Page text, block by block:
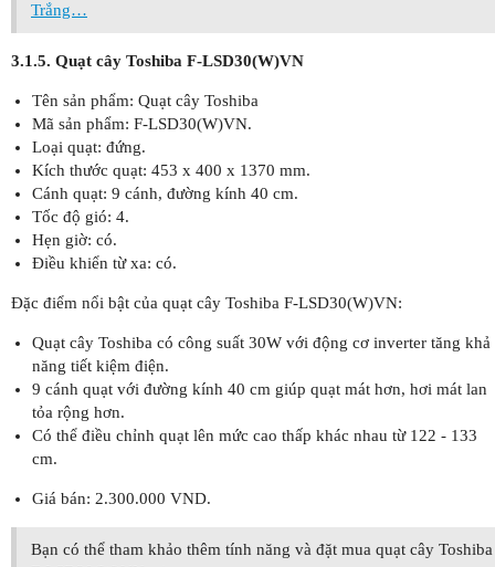
Trắng…
3.1.5. Quạt cây Toshiba F-LSD30(W)VN
Tên sản phẩm: Quạt cây Toshiba
Mã sản phẩm: F-LSD30(W)VN.
Loại quạt: đứng.
Kích thước quạt: 453 x 400 x 1370 mm.
Cánh quạt: 9 cánh, đường kính 40 cm.
Tốc độ gió: 4.
Hẹn giờ: có.
Điều khiển từ xa: có.
Đặc điểm nổi bật của quạt cây Toshiba F-LSD30(W)VN:
Quạt cây Toshiba có công suất 30W với động cơ inverter tăng khả
năng tiết kiệm điện.
9 cánh quạt với đường kính 40 cm giúp quạt mát hơn, hơi mát lan
tỏa rộng hơn.
Có thể điều chỉnh quạt lên mức cao thấp khác nhau từ 122 - 133
cm.
Giá bán: 2.300.000 VND.
Bạn có thể tham khảo thêm tính năng và đặt mua quạt cây Toshiba